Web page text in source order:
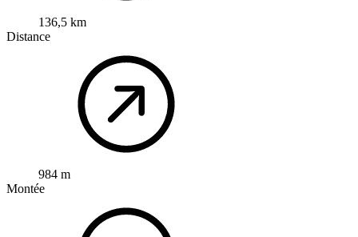
136,5 km
Distance
984 m
Montée